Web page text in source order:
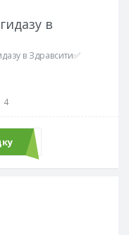
в
в Здравсити✅
4